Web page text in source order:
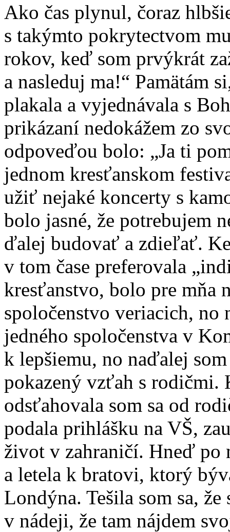
Ako čas plynul, čoraz
s takýmto pokrytectvom
rokov, keď som prvýkrát
a nasleduj ma!“ Pamätám
plakala a vyjednávala s
prikázaní nedokážem zo
odpoveďou bolo: „Ja ti
jednom kresťanskom
užiť nejaké koncerty s
bolo jasné, že potrebujem
ďalej budovať a zdieľať.
v tom čase preferovala
kresťanstvo, bolo pre mňa
spoločenstvo veriacich, no
jedného spoločenstva v
k lepšiemu, no naďalej
pokazený vzťah s rodičmi.
odsťahovala som sa od
podala prihlášku na VŠ,
život v zahraničí. Hneď po
a letela k bratovi, ktorý
Londýna. Tešila som sa,
v nádeji, že tam nájdem